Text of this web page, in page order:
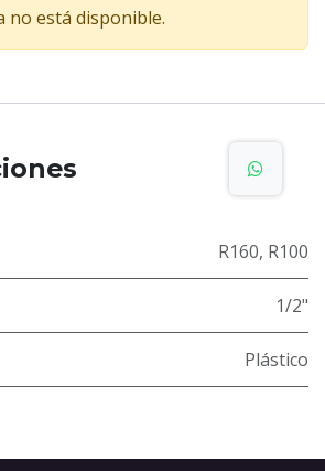
no está disponible.
R160, R100
1/2"
Plástico